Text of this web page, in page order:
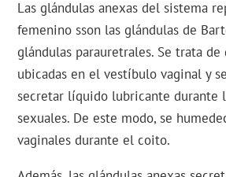
Las glándulas anexas del sistema
femenino sson las glándulas de
glándulas parauretrales. Se trata de
ubicadas en el vestíbulo vaginal y
secretar líquido lubricante durante
sexuales. De este modo, se
vaginales durante el coito.